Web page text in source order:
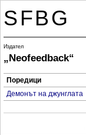
SFBG
Издател
„Neofeedback“
Поредици
Демонът на джунглата